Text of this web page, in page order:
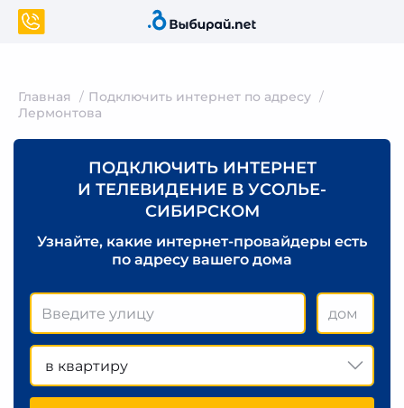
Главная
Подключить интернет по адресу
Лермонтова
ПОДКЛЮЧИТЬ ИНТЕРНЕТ
И ТЕЛЕВИДЕНИЕ В УСОЛЬЕ-
СИБИРСКОМ
Узнайте, какие интернет-провайдеры есть
по адресу вашего дома
в квартиру